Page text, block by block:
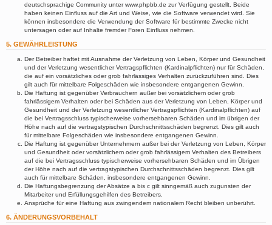
deutschsprachige Community unter www.phpbb.de zur Verfügung gestellt. Beide
haben keinen Einfluss auf die Art und Weise, wie die Software verwendet wird. Sie
können insbesondere die Verwendung der Software für bestimmte Zwecke nicht
untersagen oder auf Inhalte fremder Foren Einfluss nehmen.
5. GEWÄHRLEISTUNG
Der Betreiber haftet mit Ausnahme der Verletzung von Leben, Körper und Gesundheit
und der Verletzung wesentlicher Vertragspflichten (Kardinalpflichten) nur für Schäden,
die auf ein vorsätzliches oder grob fahrlässiges Verhalten zurückzuführen sind. Dies
gilt auch für mittelbare Folgeschäden wie insbesondere entgangenen Gewinn.
Die Haftung ist gegenüber Verbrauchern außer bei vorsätzlichem oder grob
fahrlässigem Verhalten oder bei Schäden aus der Verletzung von Leben, Körper und
Gesundheit und der Verletzung wesentlicher Vertragspflichten (Kardinalpflichten) auf
die bei Vertragsschluss typischerweise vorhersehbaren Schäden und im übrigen der
Höhe nach auf die vertragstypischen Durchschnittsschäden begrenzt. Dies gilt auch
für mittelbare Folgeschäden wie insbesondere entgangenen Gewinn.
Die Haftung ist gegenüber Unternehmern außer bei der Verletzung von Leben, Körper
und Gesundheit oder vorsätzlichem oder grob fahrlässigem Verhalten des Betreibers
auf die bei Vertragsschluss typischerweise vorhersehbaren Schäden und im Übrigen
der Höhe nach auf die vertragstypischen Durchschnittsschäden begrenzt. Dies gilt
auch für mittelbare Schäden, insbesondere entgangenen Gewinn.
Die Haftungsbegrenzung der Absätze a bis c gilt sinngemäß auch zugunsten der
Mitarbeiter und Erfüllungsgehilfen des Betreibers.
Ansprüche für eine Haftung aus zwingendem nationalem Recht bleiben unberührt.
6. ÄNDERUNGSVORBEHALT